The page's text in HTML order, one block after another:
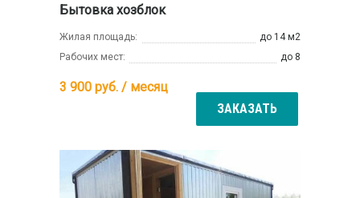
Бытовка хозблок
Жилая площадь:
до 14 м2
Рабочих мест:
до 8
3 900 руб. / месяц
ЗАКАЗАТЬ